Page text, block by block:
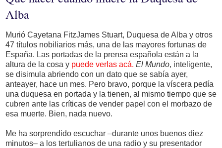
Alba
Murió Cayetana FitzJames Stuart, Duquesa de Alba y otros
47 títulos nobiliarios más, una de las mayores fortunas de
España. Las portadas de la prensa española están a la
altura de la cosa y puede verlas acá. El Mundo, inteligente,
se disimula abriendo con un dato que se sabía ayer,
anteayer, hace un mes. Pero bravo, porque la víscera pedía
una duquesa en portada y la tienen, al mismo tiempo que se
cubren ante las críticas de vender papel con el morbazo de
esa muerte. Bien, nada nuevo.
Me ha sorprendido escuchar –durante unos buenos diez
minutos– a los tertulianos de una radio y su presentador